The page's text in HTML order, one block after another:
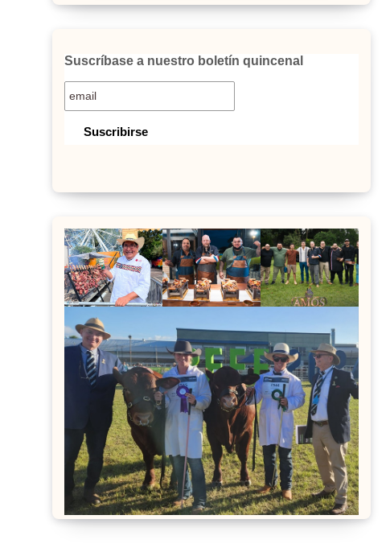
Suscríbase a nuestro boletín quincenal